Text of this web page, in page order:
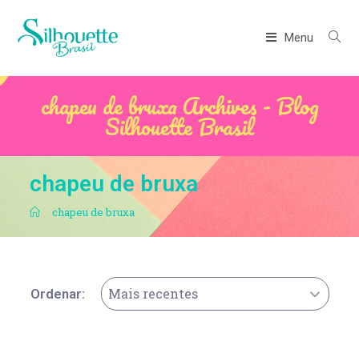
Menu
chapeu de bruxa Archives - Blog
Silhouette Brasil
chapeu de bruxa
. chapeu de bruxa
Ordenar: Mais recentes